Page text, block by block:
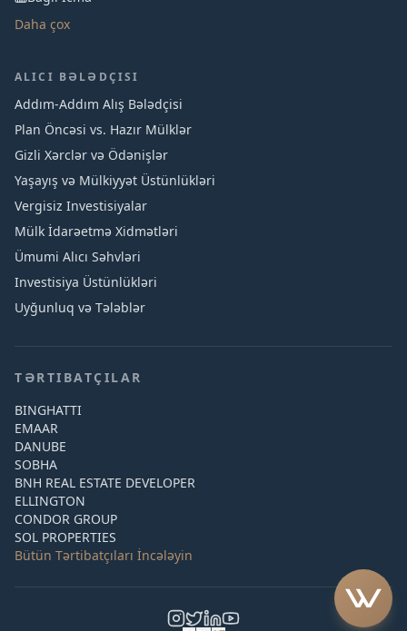
Daha çox
ALICI BƏLƏDÇISI
Addım-Addım Alış Bələdçisi
Plan Öncəsi vs. Hazır Mülklər
Gizli Xərclər və Ödənişlər
Yaşayış və Mülkiyyət Üstünlükləri
Vergisiz Investisiyalar
Mülk İdarəetmə Xidmətləri
Ümumi Alıcı Səhvləri
Investisiya Üstünlükləri
Uyğunluq və Tələblər
TƏRTIBATÇILAR
BINGHATTI
EMAAR
DANUBE
SOBHA
BNH REAL ESTATE DEVELOPER
ELLINGTON
CONDOR GROUP
SOL PROPERTIES
Bütün Tərtibatçıları İncələyin